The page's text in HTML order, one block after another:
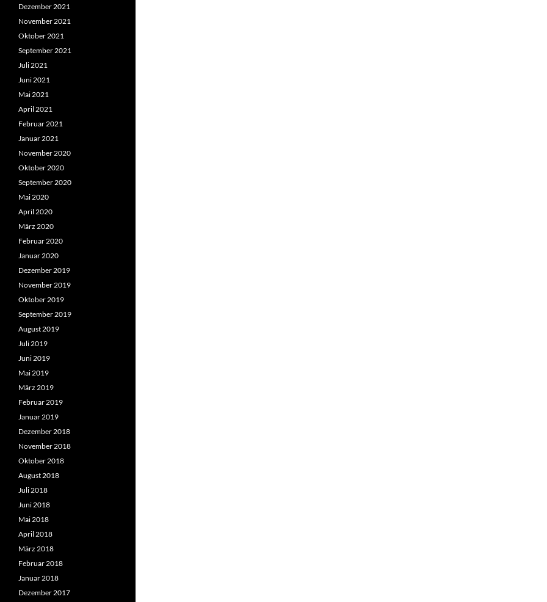
Dezember 2021
November 2021
Oktober 2021
September 2021
Juli 2021
Juni 2021
Mai 2021
April 2021
Februar 2021
Januar 2021
November 2020
Oktober 2020
September 2020
Mai 2020
April 2020
März 2020
Februar 2020
Januar 2020
Dezember 2019
November 2019
Oktober 2019
September 2019
August 2019
Juli 2019
Juni 2019
Mai 2019
März 2019
Februar 2019
Januar 2019
Dezember 2018
November 2018
Oktober 2018
August 2018
Juli 2018
Juni 2018
Mai 2018
April 2018
März 2018
Februar 2018
Januar 2018
Dezember 2017